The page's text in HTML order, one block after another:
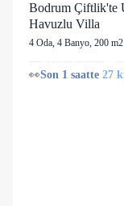
Bodrum Çiftlik'te
Havuzlu Villa
4 Oda, 4 Banyo, 200 m2
Son 1 saatte 27